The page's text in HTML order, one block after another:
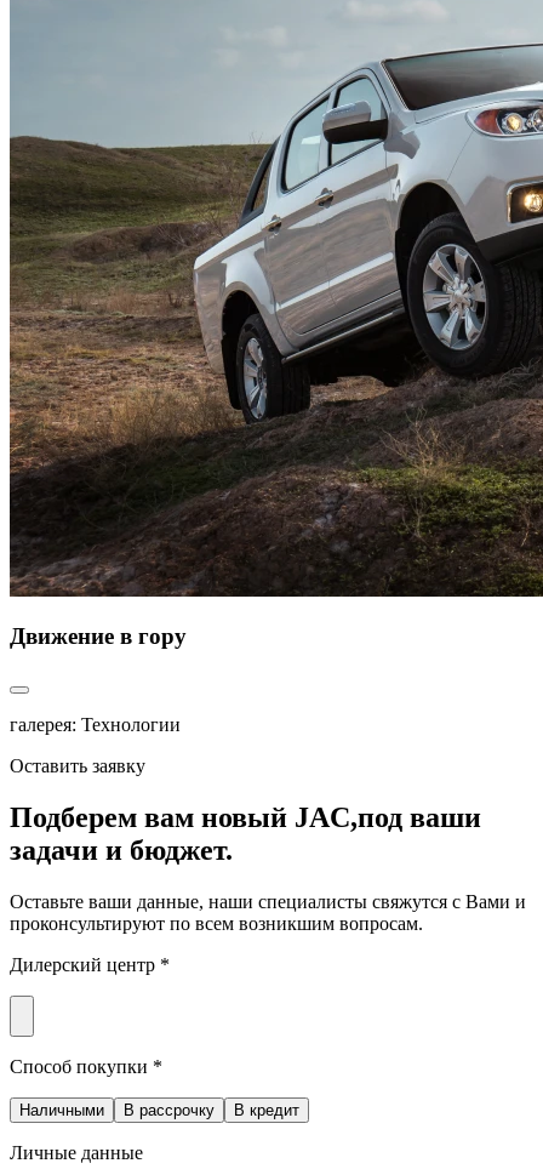
Движение в гору
галерея: Технологии
Оставить заявку
Подберем вам новый JAC,под ваши
задачи и бюджет.
Оставьте ваши данные, наши специалисты свяжутся с Вами и
проконсультируют по всем возникшим вопросам.
Дилерский центр *
Способ покупки *
Наличными В рассрочку В кредит
Личные данные